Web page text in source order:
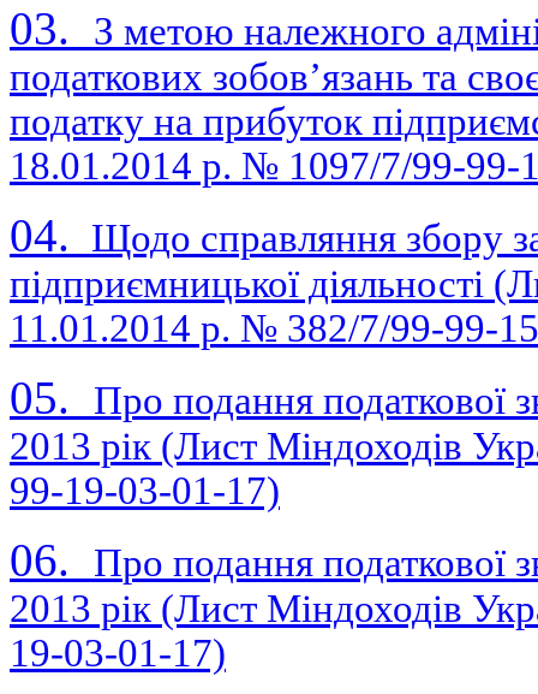
03.
З метою належного
податкових зобов’язань та
податку на прибуток
18.01.2014 р. № 1097/7/99-99-
04. Щодо справляння збору
підприємницької діяльності
11.01.2014 р. № 382/7/99-99-
05.
Про подання податкової
2013 рік (Лист Міндоходів
99-19-03-01-17)
06. Про подання податкової
2013 рік (Лист Міндоходів
19-03-01-17)